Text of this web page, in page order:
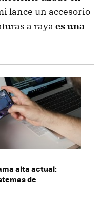
lance un accesorio
a raya es una
alta actual:
de